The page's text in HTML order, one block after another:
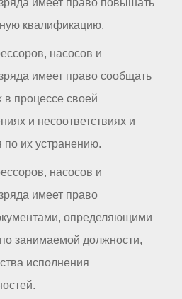
имеет право повышать
квалификацию.
насосов и
имеет право сообщать
процессе своей
и несоответствиях и
по их устранению.
насосов и
имеет право
определяющими
занимаемой должности,
исполнения